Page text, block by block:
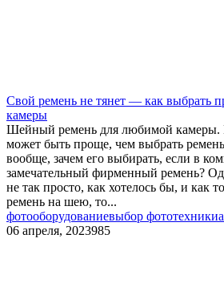
Свой ремень не тянет — как выбрать
камеры
Шейный ремень для любимой камеры.
может быть проще, чем выбрать
вообще, зачем его выбирать, если в
замечательный фирменный ремень?
не так просто, как хотелось бы, и как
ремень на шею, то...
фотооборудованиевыбор фототехники
06 апреля, 2023985